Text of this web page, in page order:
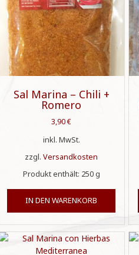
Sal Marina – Chili +
Romero
3,90€
inkl. MwSt.
zzgl.Versandkosten
Produkt enthält: 250g
IN DEN WARENKORB